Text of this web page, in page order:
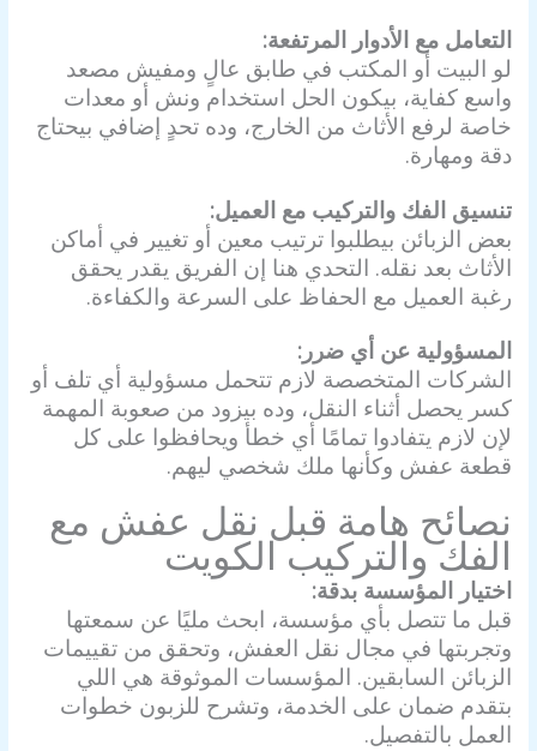
التعامل مع الأدوار المرتفعة:
لو البيت أو المكتب في طابق عالٍ ومفيش مصعد
واسع كفاية، بيكون الحل استخدام ونش أو معدات
خاصة لرفع الأثاث من الخارج، وده تحدٍ إضافي بيحتاج
دقة ومهارة.
تنسيق الفك والتركيب مع العميل:
بعض الزبائن بيطلبوا ترتيب معين أو تغيير في أماكن
الأثاث بعد نقله. التحدي هنا إن الفريق يقدر يحقق
رغبة العميل مع الحفاظ على السرعة والكفاءة.
المسؤولية عن أي ضرر:
الشركات المتخصصة لازم تتحمل مسؤولية أي تلف أو
كسر يحصل أثناء النقل، وده بيزود من صعوبة المهمة
لإن لازم يتفادوا تمامًا أي خطأ ويحافظوا على كل
قطعة عفش وكأنها ملك شخصي ليهم.
نصائح هامة قبل نقل عفش مع
الفك والتركيب الكويت
اختيار المؤسسة بدقة:
قبل ما تتصل بأي مؤسسة، ابحث مليًا عن سمعتها
وتجربتها في مجال نقل العفش، وتحقق من تقييمات
الزبائن السابقين. المؤسسات الموثوقة هي اللي
بتقدم ضمان على الخدمة، وتشرح للزبون خطوات
العمل بالتفصيل.